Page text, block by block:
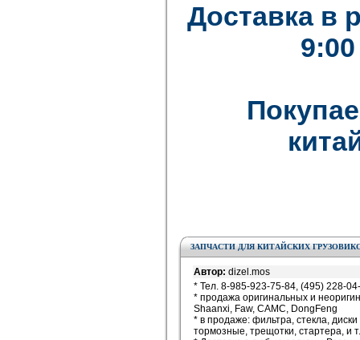
Доставка в
ЗАПЧАСТИ ДЛЯ КИТАЙСКИХ ГРУЗОВИКОВ
Автор: dizel.mos
* Тел. 8-985-923-75-84, (495) 228-
* продажа оригинальных и
Shaanxi, Faw, CAMC, DongFeng
* в продаже: фильтра, стекла,
тормозные, трещотки, стартера, и